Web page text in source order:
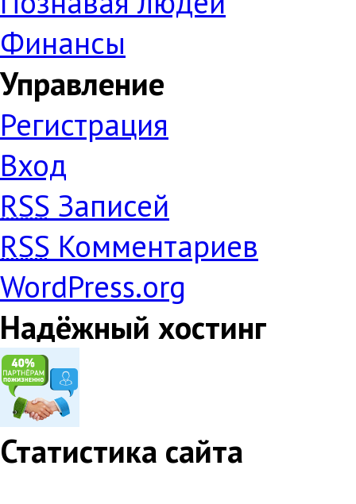
Финансы
Управление
Регистрация
Вход
RSS Записей
RSS Комментариев
WordPress.org
Надёжный хостинг
Статистика сайта